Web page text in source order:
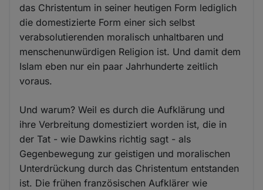
das Christentum in seiner heutigen Form lediglich
die domestizierte Form einer sich selbst
verabsolutierenden moralisch unhaltbaren und
menschenunwürdigen Religion ist. Und damit dem
Islam eben nur ein paar Jahrhunderte zeitlich
voraus.
Und warum? Weil es durch die Aufklärung und
ihre Verbreitung domestiziert worden ist, die in
der Tat - wie Dawkins richtig sagt - als
Gegenbewegung zur geistigen und moralischen
Unterdrückung durch das Christentum entstanden
ist. Die frühen französischen Aufklärer wie